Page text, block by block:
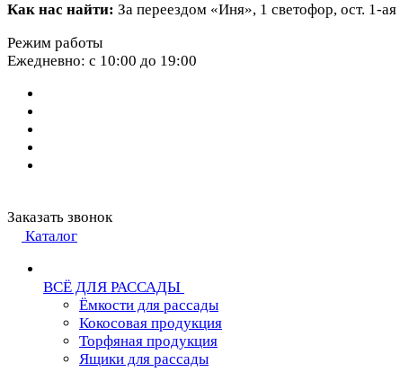
Как нас найти: За переездом «Иня», 1 светофор, ост. 1-
Режим работы
Ежедневно: с 10:00 до 19:00
Заказать звонок
Каталог
ВСЁ ДЛЯ РАССАДЫ
Ёмкости для рассады
Кокосовая продукция
Торфяная продукция
Ящики для рассады